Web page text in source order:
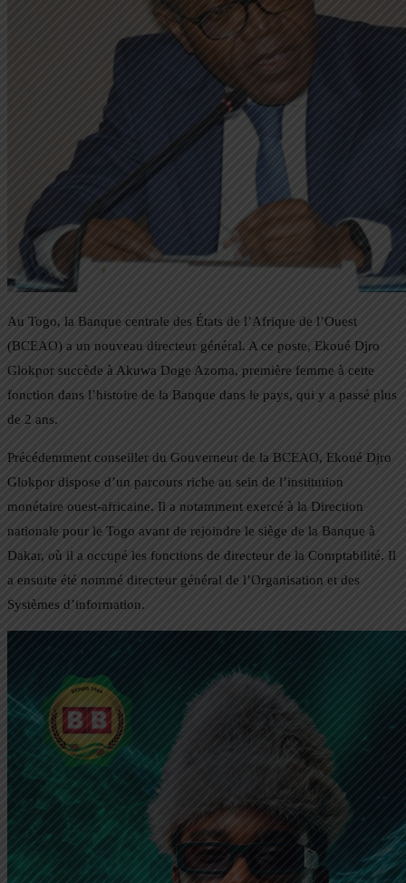
Au Togo, la Banque centrale des États de l’Afrique de l’Ouest
(BCEAO) a un nouveau directeur général. A ce poste, Ekoué Djro
Glokpor succède à Akuwa Doge Azoma, première femme à cette
fonction dans l’histoire de la Banque dans le pays, qui y a passé plus
de 2 ans.
Précédemment conseiller du Gouverneur de la BCEAO, Ekoué Djro
Glokpor dispose d’un parcours riche au sein de l’institution
monétaire ouest-africaine. Il a notamment exercé à la Direction
nationale pour le Togo avant de rejoindre le siège de la Banque à
Dakar, où il a occupé les fonctions de directeur de la Comptabilité. Il
a ensuite été nommé directeur général de l’Organisation et des
Systèmes d’information.